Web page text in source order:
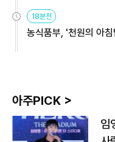
18분전
농식품부, '천원의 아
아주PICK >
임